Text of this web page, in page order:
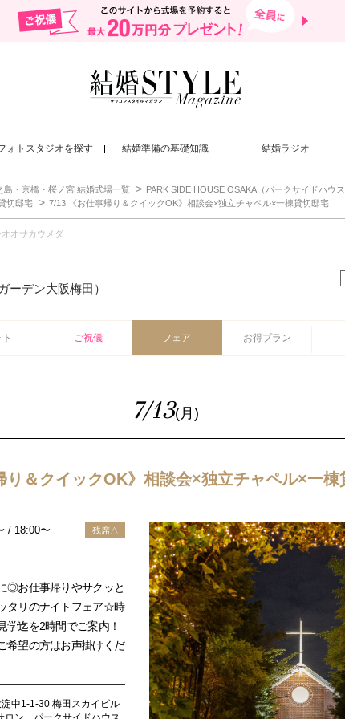
ォトスタジオを探す 結婚準備の基礎知識 結婚ラジオ
島・京橋・桜ノ宮 結婚式場一覧
PARK SIDE HOUSE OSAKA（パークサイドハウス大阪／旧
切邸宅
7/13 《お仕事帰り＆クイックOK》相談会×独立チャペル×一棟貸切邸宅
オサカウメダ
デン大阪梅田）
ご祝儀 フェア お得プラン
7/13(月)
り＆クイックOK》相談会×独立チャペル×一棟
/ 18:00〜 残席△
◎お仕事帰りやサクッと
タリのナイトフェア☆時
学迄を2時間でご案内！
希望の方はお声掛けくだ
中1-1-30 梅田スカイビル